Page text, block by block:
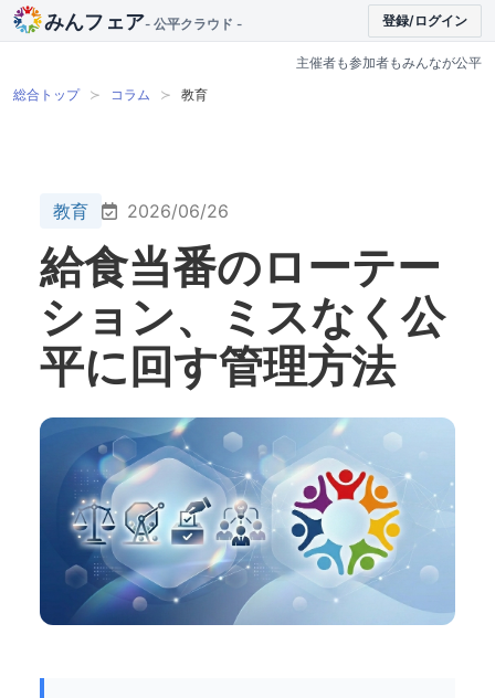
みんフェア- 公平クラウド - 登録/ログイン
主催者も参加者もみんなが公平
総合トップ
コラム 教育
教育 2026/06/26
給食当番のローテー
ション、ミスなく公
平に回す管理方法